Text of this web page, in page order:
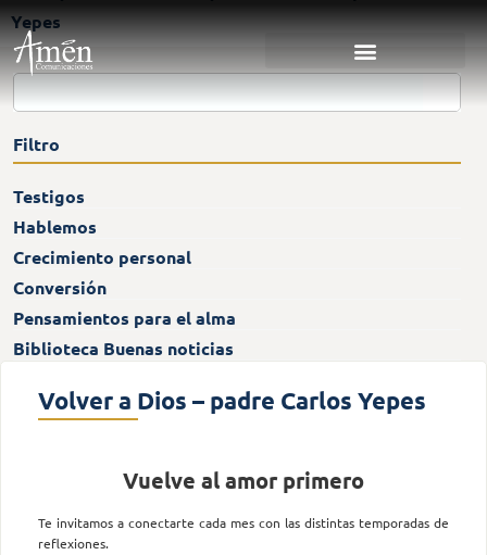
Yepes
Filtro
Testigos
Hablemos
Crecimiento personal
Conversión
Pensamientos para el alma
Biblioteca Buenas noticias
Volver a Dios – padre Carlos Yepes
Vuelve al amor primero
Te invitamos a conectarte cada mes con las distintas temporadas de
reflexiones.